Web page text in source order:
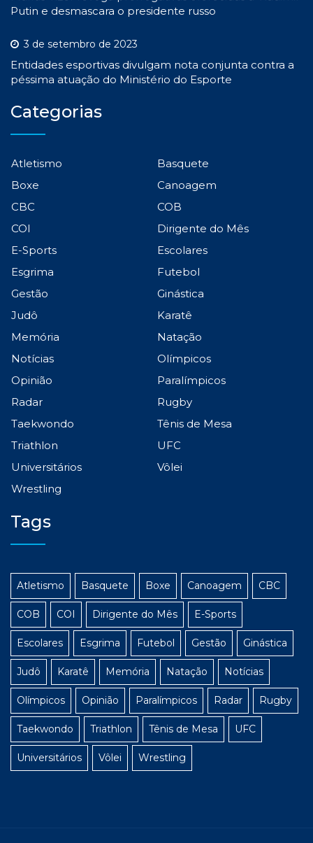
Putin e desmascara o presidente russo
3 de setembro de 2023
Entidades esportivas divulgam nota conjunta contra a
péssima atuação do Ministério do Esporte
Categorias
Atletismo
Basquete
Boxe
Canoagem
CBC
COB
COI
Dirigente do Mês
E-Sports
Escolares
Esgrima
Futebol
Gestão
Ginástica
Judô
Karatê
Memória
Natação
Notícias
Olímpicos
Opinião
Paralímpicos
Radar
Rugby
Taekwondo
Tênis de Mesa
Triathlon
UFC
Universitários
Vôlei
Wrestling
Tags
Atletismo Basquete Boxe Canoagem CBC
COB COI Dirigente do Mês E-Sports
Escolares Esgrima Futebol Gestão Ginástica
Judô Karatê Memória Natação Notícias
Olímpicos Opinião Paralímpicos Radar Rugby
Taekwondo Triathlon Tênis de Mesa UFC
Universitários Vôlei Wrestling